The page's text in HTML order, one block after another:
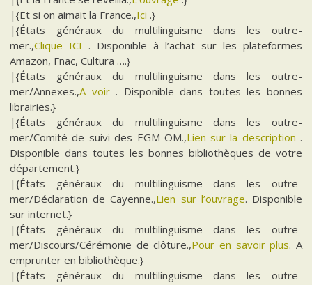
|{Et si on aimait la France.,Ici .}
|{États généraux du multilinguisme dans les outre-
mer.,Clique ICI . Disponible à l’achat sur les plateformes
Amazon, Fnac, Cultura ….}
|{États généraux du multilinguisme dans les outre-
mer/Annexes.,A voir . Disponible dans toutes les bonnes
librairies.}
|{États généraux du multilinguisme dans les outre-
mer/Comité de suivi des EGM-OM.,Lien sur la description .
Disponible dans toutes les bonnes bibliothèques de votre
département.}
|{États généraux du multilinguisme dans les outre-
mer/Déclaration de Cayenne.,Lien sur l’ouvrage. Disponible
sur internet.}
|{États généraux du multilinguisme dans les outre-
mer/Discours/Cérémonie de clôture.,Pour en savoir plus. A
emprunter en bibliothèque.}
|{États généraux du multilinguisme dans les outre-